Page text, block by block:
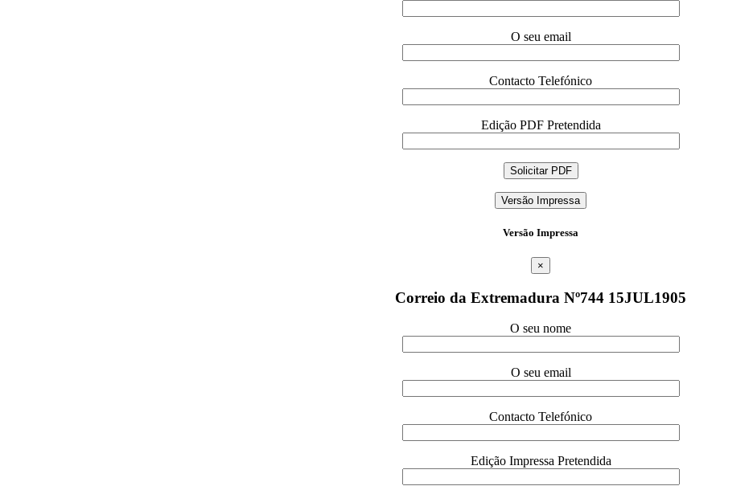
O seu email
Contacto Telefónico
Edição PDF Pretendida
Versão Impressa
Versão Impressa
×
Correio da Extremadura Nº744 15JUL1905
O seu nome
O seu email
Contacto Telefónico
Edição Impressa Pretendida